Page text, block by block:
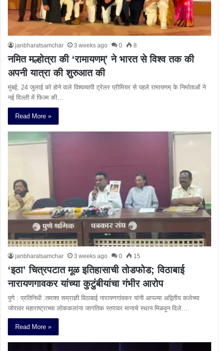
janbharatsamchar 3 weeks ago 0 8
नमित मल्होत्रा की ‘रामायणम्’ ने भारत से विश्व तक की
अपनी यात्रा की शुरुआत की
मुंबई; 24 जुलाई को होने वाले विश्वव्यापी ट्रेलर प्रीमियर से पहले रामायणम् के निर्माताओं ने
नई दिल्ली में फिल्म की…
Read More »
janbharatsamchar 3 weeks ago 0 15
‘इठा’ चित्रपटात मूळ इतिहासाची तोडफोड; विठाबाई
नारायणगावकर यांच्या कुटुंबीयांचा गंभीर आरोप
पुणे : प्रतिनिधी :तमाशा सम्राज्ञी विठाबाई नारायणगांवकर यांनी आपल्या अद्वितीय कलेच्या
जोरावर महाराष्ट्राच्या लोककलांना जागतिक स्तरावर मानाचे स्थान मिळवून दिले.…
Read More »